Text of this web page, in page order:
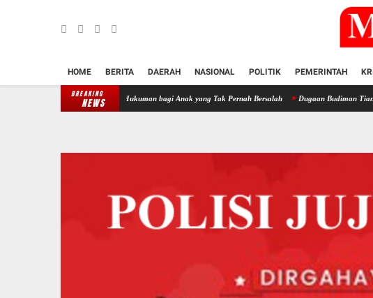
HOME BERITA DAERAH NASIONAL POLITIK PEMERINTAH
BREAKING
NEWS
Vonis Ibu Menjadi Hukuman bagi Anak yang Tak Pernah Bersalah Dugaan Budiman Tiang 'Sorong